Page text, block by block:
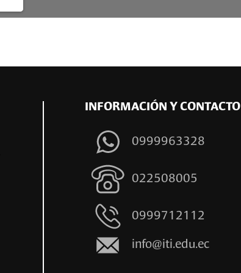
INFORMACIÓN Y CONTACTO
0999963328
022508005
0999712112
info@iti.edu.ec